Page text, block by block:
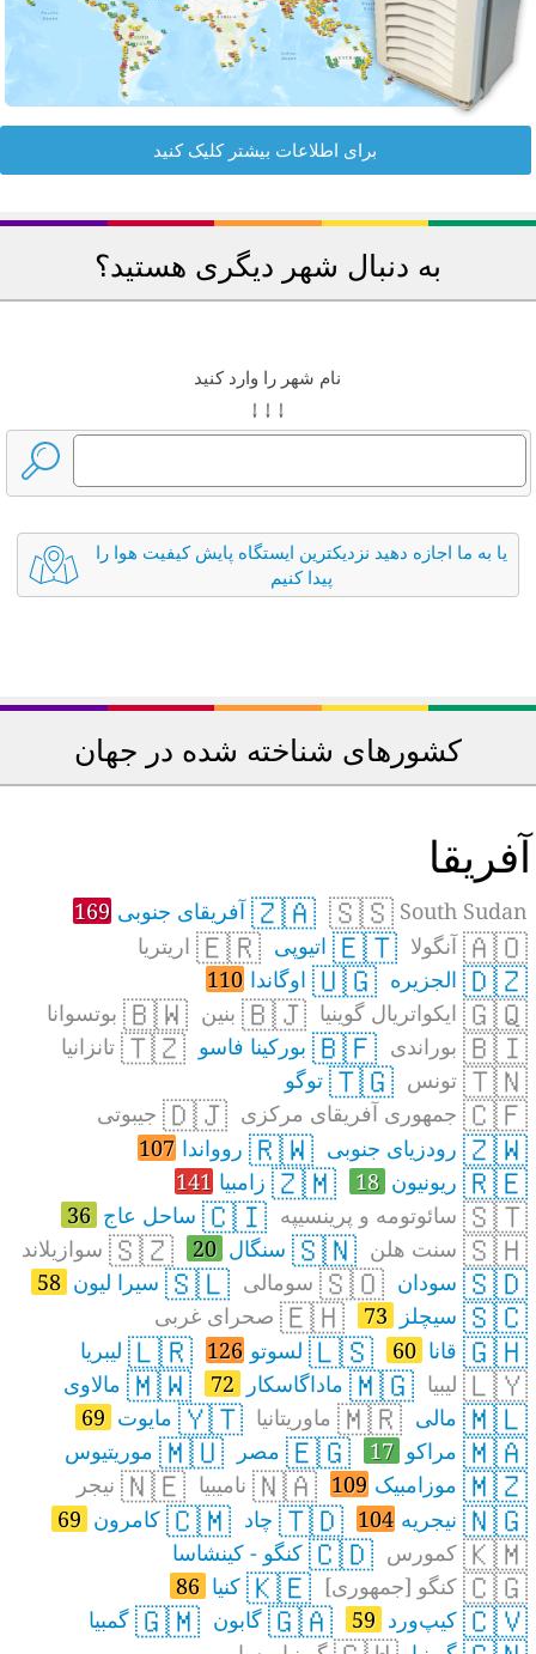
برای اطلاعات بیشتر کلیک کنید
به دنبال شهر دیگری هستید؟
نام شهر را وارد کنید
↓ ↓ ↓
یا به ما اجازه دهید نزدیکترین ایستگاه پایش کیفیت هوا را
پیدا کنیم
کشورهای شناخته شده در جهان
آفریقا
🇸🇸 South Sudan
🇿🇦آفریقای جنوبی 169
🇦🇴آنگولا 🇪🇹اتیوپی 🇪🇷اریتریا
🇩🇿الجزیره 🇺🇬اوگاندا 110
🇬🇶ایکواتریال گوینیا 🇧🇯بنین 🇧🇼بوتسوانا
🇧🇮بوراندی 🇧🇫بورکینا فاسو 🇹🇿تانزانیا
🇹🇳تونس 🇹🇬توگو
🇨🇫جمهوری آفریقای مرکزی 🇩🇯جیبوتی
🇿🇼رودزیای جنوبی 🇷🇼روواندا 107
🇷🇪ریونیون 18
🇿🇲زامبیا 141
🇸🇹سائوتومه و پرینسیپه 🇨🇮ساحل عاج 36
🇸🇭سنت هلن 🇸🇳سنگال 20
🇸🇿سوازیلاند
🇸🇩سودان 🇸🇴سومالی 🇸🇱سیرا لیون 58
🇸🇨سیچلز 73
🇪🇭صحرای غربی
🇬🇭قانا 60
🇱🇸لسوتو 126
🇱🇷لیبریا
🇱🇾لیبیا 🇲🇬ماداگاسکار 72
🇲🇼مالاوی
🇲🇱مالی 🇲🇷ماوریتانیا 🇾🇹مایوت 69
🇲🇦مراکو 17
🇪🇬مصر 🇲🇺موریتیوس
🇲🇿موزامبیک 109
🇳🇦نامیبیا 🇳🇪نیجر
🇳🇬نیجریه 104
🇹🇩چاد 🇨🇲کامرون 69
🇰🇲کمورس 🇨🇩کنگو - کینشاسا
🇨🇬کنگو [جمهوری] 🇰🇪کنیا 86
🇨🇻کیپ‌ورد 59
🇬🇦گابون 🇬🇲گمبیا